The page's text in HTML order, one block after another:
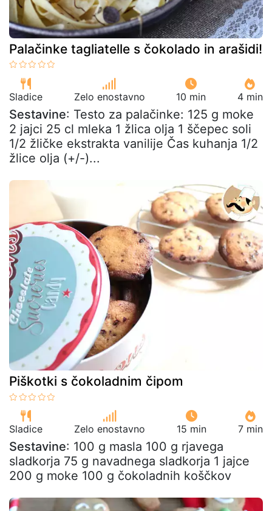
Palačinke tagliatelle s čokolado in arašidi!
Sladice Zelo enostavno 10 min 4 min
Sestavine: Testo za palačinke: 125 g moke
2 jajci 25 cl mleka 1 žlica olja 1 ščepec soli
1/2 žličke ekstrakta vanilije Čas kuhanja 1/2
žlice olja (+/-)...
Piškotki s čokoladnim čipom
Sladice Zelo enostavno 15 min 7 min
Sestavine: 100 g masla 100 g rjavega
sladkorja 75 g navadnega sladkorja 1 jajce
200 g moke 100 g čokoladnih koščkov